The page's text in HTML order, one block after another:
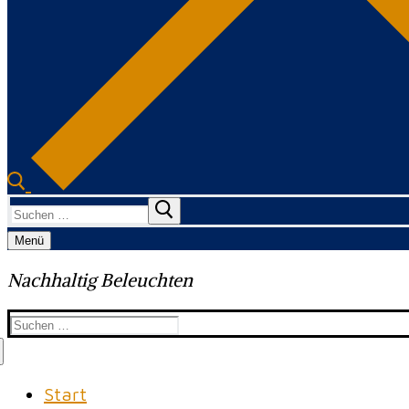
Suchen
nach:
Menü
Nachhaltig Beleuchten
Suchen
nach:
Start